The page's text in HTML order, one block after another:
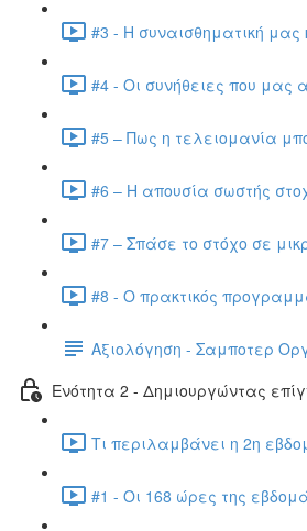
#3 - Η συναισθηματική
#4 - Οι συνήθειες που μας
#5 – Πως η τελειομανία
#6 – Η απουσία σωστής
#7 – Σπάσε το στόχο σε
#8 - Ο πρακτικός
Αξιολόγηση - Σαμποτερ
Ενότητα 2 - Δημιουργώντας
Τι περιλαμβάνει η 2η
#1 - Οι 168 ώρες της